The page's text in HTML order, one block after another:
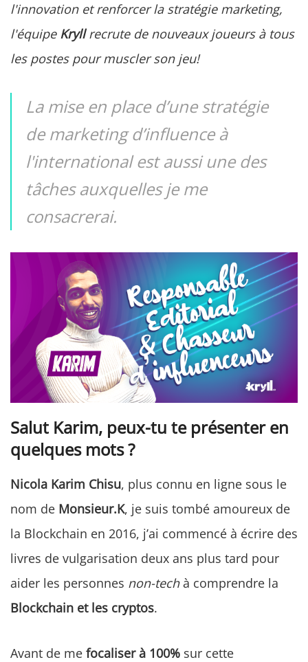
l'innovation et renforcer la stratégie marketing,
l'équipe Kryllrecrute de nouveaux joueurs à tous
les postes pour muscler son jeu!
La mise en place d’une stratégie
de marketing d’influence à
l'international est aussi une des
tâches auxquelles je me
consacrerai.
Salut Karim, peux-tu te présenter en
quelques mots ?
Nicola Karim Chisu, plus connu en ligne sous le
nom de Monsieur.K, je suis tombé amoureux de
la Blockchain en 2016, j’ai commencé à écrire des
livres de vulgarisation deux ans plus tard pour
aider les personnes non-techà comprendre la
Blockchain et les cryptos.
Avant de me focaliser à 100% sur cette